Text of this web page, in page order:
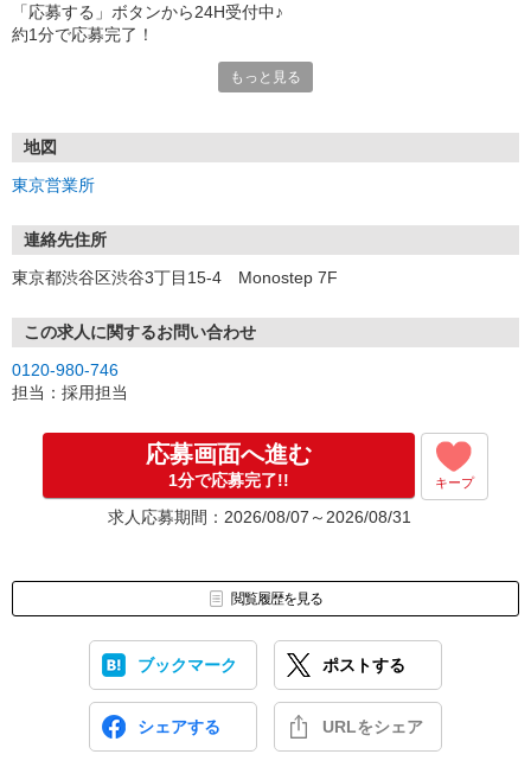
「応募する」ボタンから24H受付中♪
約1分で応募完了！
①応募から3営業日を目安に、メールorお電話でご連絡します。
★スマホでWEB面接（LINEなど）・出張面接・事務所面接と選べま
す
③面接実施（履歴書不要）
※ご希望があれば、職場見学の調整もOKです！
お気軽にご応募ください♪
もっと見る
地図
東京営業所
連絡先住所
東京都渋谷区渋谷3丁目15-4 Monostep 7F
この求人に関するお問い合わせ
0120-980-746
担当：採用担当
応募画面へ進む
1分で応募完了!! キープ
求人応募期間：2026/08/07～2026/08/31
閲覧履歴を見る
ブックマーク ポストする
シェアする URLをシェア